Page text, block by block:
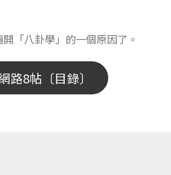
八卦學」的一個原因了。
路8帖〔目錄〕